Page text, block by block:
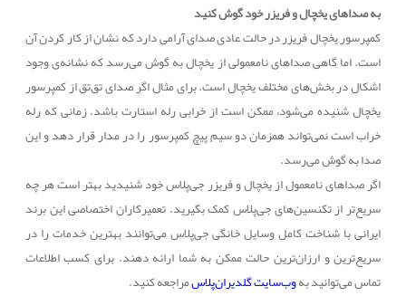
به صداهای یخچال و فریزر خود گوش کنید
کمپرسور یخچال فریزر در حالت عادی صدای آرامی دارد که نشان از کار کردن آن
است. اما گاهی صداهای نامعمولی از یخچال به گوش می‌رسد که نشانه‌ی وجود
اشکال در بخش‌های مختلف یخچال است. برای مثال اگر صدای تق‌تق از کمپرسور
یخچال شنیده می‌شود، ممکن است از خرابی رله استارت باشد. زمانی که رله
خراب است نمی‌تواند همزمان دو سیم پیچ کمپرسور را در مدار قرار دهد و این
صدا به گوش می‌رسد.
اگر صداهای نامعمول از یخچال و فریزر جی‌پلاس خود شنیدید بهتر است هر چه
سریع‌تر از تکنسین‌های جی‌پلاس کمک بگیرید. تعمیرکاران اختصاصی این برند
ایرانی با شناخت کامل وسایل خانگی جی‌پلاس می‌توانند بهترین خدمات را در
سریع‌ترین و ارزان‌ترین حالت ممکن به شما ارائه دهند. برای کسب اطلاعات
تماس می‌توانید بهوب‌سایت گلدیران‌پلاسمراجعه کنید.